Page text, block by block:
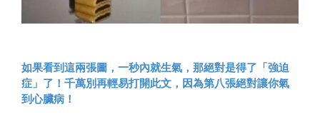
如果看到這兩張圖，一秒內就生氣，那絕對是得了「強迫
症」了！千萬別再輕易打開此文，因為第八張絕對讓你氣
到心臟病！